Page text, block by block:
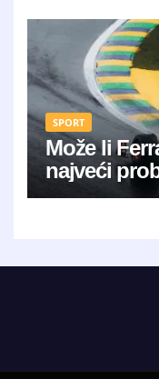
SPORT
Može li
najveći